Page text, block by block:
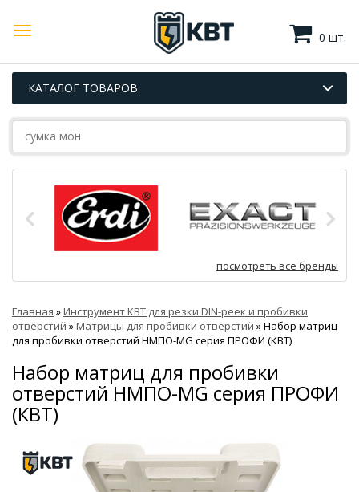
0 шт.
КАТАЛОГ ТОВАРОВ
посмотреть все бренды
Главная »Инструмент КВТ для резки DIN-реек и пробивки
отверстий »Матрицы для пробивки отверстий »Набор матриц
для пробивки отверстий НМПО-MG серия ПРОФИ (КВТ)
Набор матриц для пробивки
отверстий НМПО-MG серия ПРОФИ
(КВТ)